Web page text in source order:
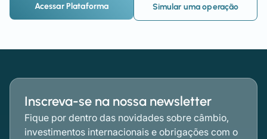
Acessar Plataforma Simular uma operação
Inscreva-se na nossa newsletter
Fique por dentro das novidades sobre câmbio,
investimentos internacionais e obrigações com o